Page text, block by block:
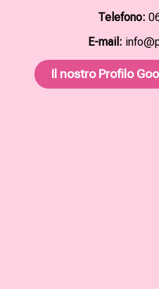
Telefono:
E-mail:
Il nostro Profilo